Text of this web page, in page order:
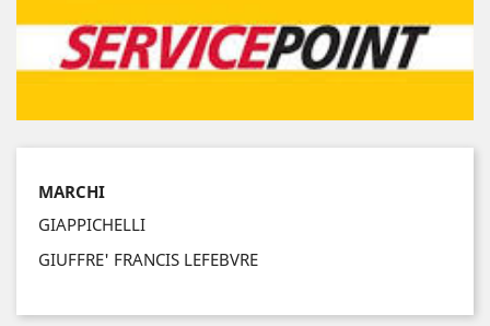
MARCHI
GIAPPICHELLI
GIUFFRE' FRANCIS LEFEBVRE